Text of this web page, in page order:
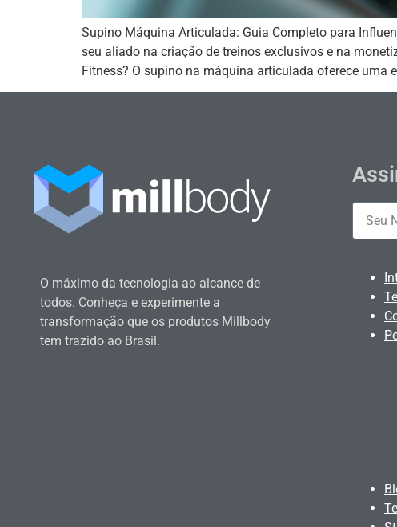
Supino Máquina Articulada: Guia Completo para
seu aliado na criação de treinos exclusivos e na
Fitness? O supino na máquina articulada oferece uma
O máximo da tecnologia ao alcance de
todos. Conheça e experimente a
transformação que os produtos Millbody
tem trazido ao Brasil.